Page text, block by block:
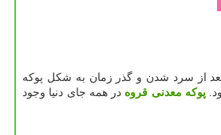
از سرد شدن و گذر زمان به شکل پوکه
پوکه معدنی قروه در همه جای دنیا وجود